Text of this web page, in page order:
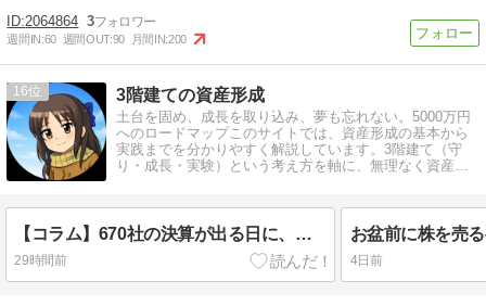
2064864 3
週間IN:60 週間OUT:90 月間IN:200
16 3階建ての資産形成
土台を固め、成長を取り込み、夢も忘れない。5000万円
へのロードマップこのサイトでは、資産形成の基本から
実践までを分かりやすく解説しています。3階建て（守
り・成長・実験）という考え方を軸に、無理なく資産を
【コラム】670社の決算が出る日に、何を見ないか｜決算ラッシュは情報量より順番
29時間前 4日前